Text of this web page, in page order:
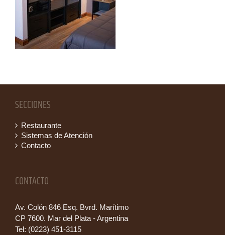
SECCIONES
Restaurante
Sistemas de Atención
Contacto
CONTACTO
Av. Colón 846 Esq. Bvrd. Marítimo
CP 7600. Mar del Plata - Argentina
Tel: (0223) 451-3115